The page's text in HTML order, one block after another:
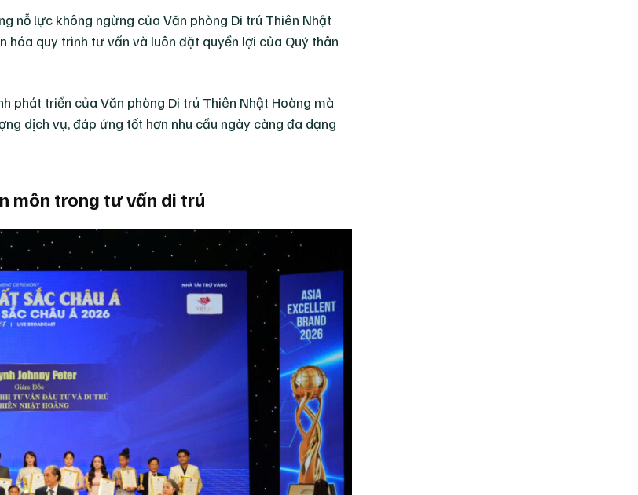
nỗ lực không ngừng của Văn phòng Di trú Thiên Nhật
hóa quy trình tư vấn và luôn đặt quyền lợi của Quý thân
phát triển của Văn phòng Di trú Thiên Nhật Hoàng mà
dịch vụ, đáp ứng tốt hơn nhu cầu ngày càng đa dạng
môn trong tư vấn di trú